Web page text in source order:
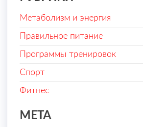
Метаболизм и энергия
Правильное питание
Программы тренировок
Спорт
Фитнес
МЕТА